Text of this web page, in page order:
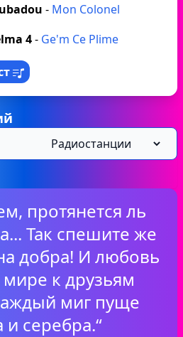
- Mon Colonel
4- Ge'm Ce Plime
протянется ль
Так спешите же
добра! И любовь
к друзьям
миг пуще
и серебра.“